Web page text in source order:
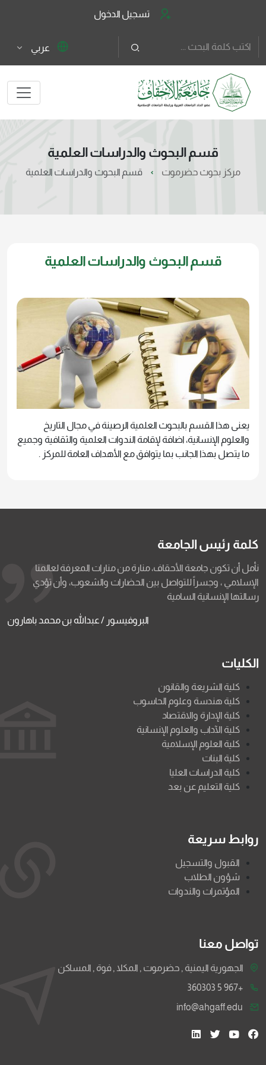
تسجيل الدخول
عربي
قسم البحوث والدراسات العلمية
مركز بحوث حضرموت قسم البحوث والدراسات العلمية
قسم البحوث والدراسات العلمية
يعنى هذا القسم بالبحوث العلمية الرصينة في مجال التاريخ
والعلوم الإنسانية، اضافة لإقامة الندوات العلمية والثقافية وجميع
ما يتصل بهذا الجانب بما يتوافق مع الأهداف العامة للمركز .
كلمة رئيس الجامعة
نأمل أن تكون جامعة الأحقاف، منارة من منارات المعرفة لعالمنا
الإسلامي ، وجسراً للتواصل بين الحضارات والشعوب، وأن تؤدي
رسالتها الإنسانية السامية
البروفيسور / عبدالله بن محمد باهارون
الكليات
كلية الشريعة والقانون
كلية هندسة وعلوم الحاسوب
كلية الإدارة والاقتصاد
كلية الآداب والعلوم الإنسانية
كلية العلوم الإسلامية
كلية البنات
كلية الدراسات العليا
كلية التعليم عن بعد
روابط سريعة
القبول والتسجيل
شؤون الطلاب
المؤتمرات والندوات
تواصل معنا
الجهورية اليمنية , حضرموت , المكلا , فوة , المساكن
+967 5 360303
info@ahgaff.edu